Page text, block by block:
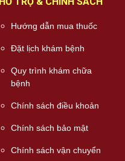
Hướng dẫn mua thuốc
Đặt lịch khám bệnh
Quy trình khám chữa
bệnh
Chính sách điều khoản
Chính sách bảo mật
Chính sách vận chuyển